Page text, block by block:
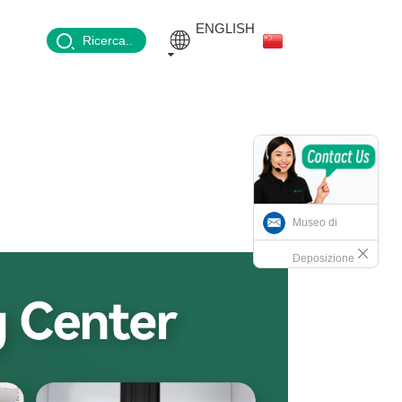
Ricerca..
ENGLISH
Museo di
Deposizione